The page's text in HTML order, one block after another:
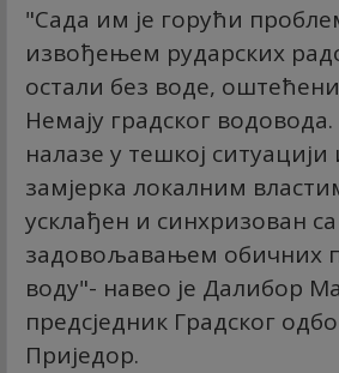
"Сада им је горући
извођењем рударских
остали без воде,
Немају градског
налазе у тешкој
замјерка локалним
усклађен и синхризован са
задовољавањем обичних
воду"- навео је Далибор
предсједник Градског
Приједор.